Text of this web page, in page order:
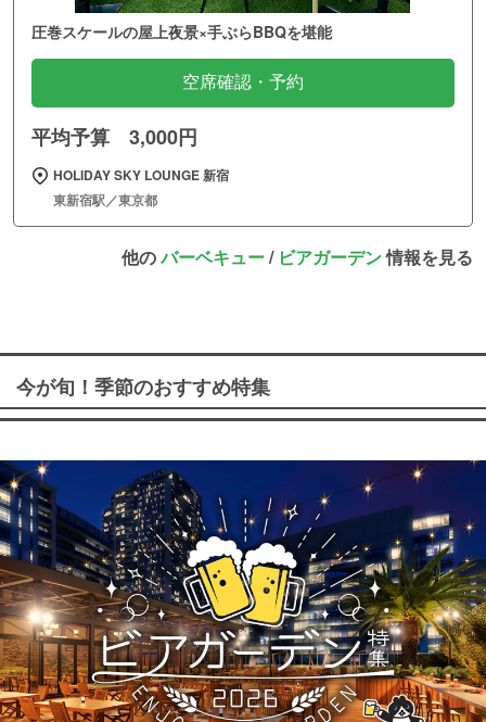
圧巻スケールの屋上夜景×手ぶらBBQを堪能
空席確認・予約
平均予算 3,000円
HOLIDAY SKY LOUNGE 新宿
東新宿駅／東京都
他のバーベキュー/ ビアガーデン情報を見る
今が旬！季節のおすすめ特集